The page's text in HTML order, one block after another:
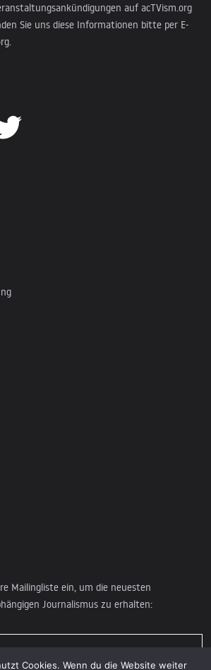
auf acTVism.org
Sie uns diese Informationen bitte per E-
.
Mailingliste ein, um die neuesten
Journalismus zu erhalten:
Cookies. Wenn du die Website weiter